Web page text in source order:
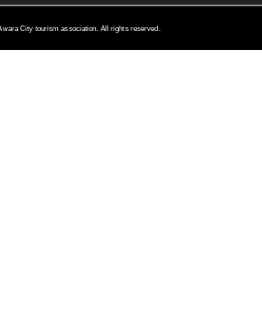
City tourism association. All rights reserved.